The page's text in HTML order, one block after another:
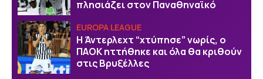
πλησιάζει στον Παναθηναϊκό
EUROPA LEAGUE
Η Άντερλεχτ “χτύπησε” νωρίς, ο
ΠΑΟΚ ηττήθηκε και όλα θα κριθούν
στις Βρυξέλλες